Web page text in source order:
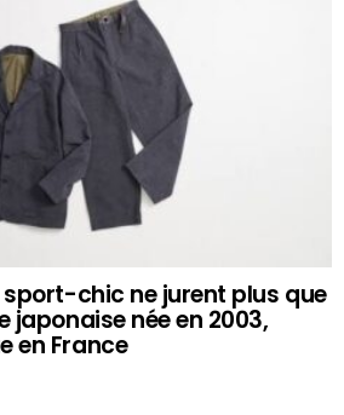
chic ne jurent plus que
née en 2003,
en France